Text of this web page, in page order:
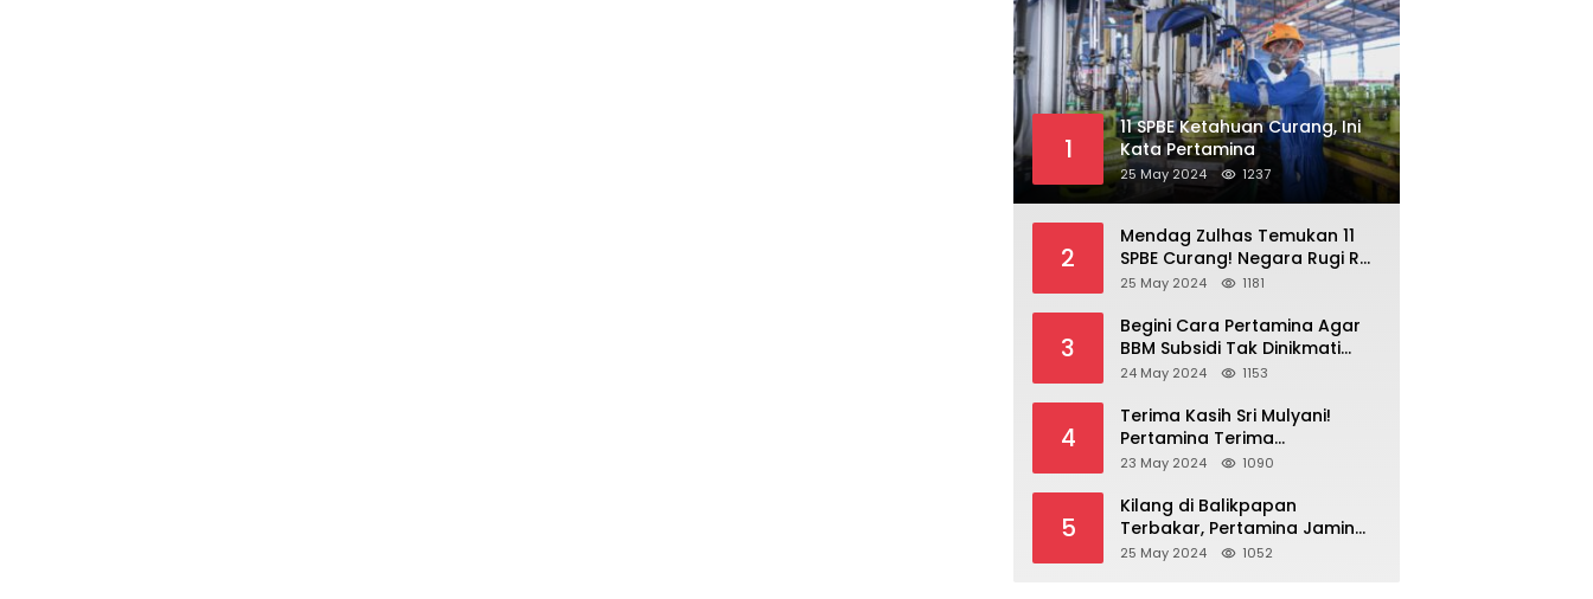
1
11 SPBE Ketahuan Curang, Ini
Kata Pertamina
25 May 2024 1237
2
Mendag Zulhas Temukan 11
SPBE Curang! Negara Rugi Rp
18,7 Miliar/ Tahun
25 May 2024 1181
3
Begini Cara Pertamina Agar
BBM Subsidi Tak Dinikmati
Orang Kaya!
24 May 2024 1153
4
Terima Kasih Sri Mulyani!
Pertamina Terima
Kompensasi BBM Rp 43,52
23 May 2024 1090
5
Kilang di Balikpapan
Terbakar, Pertamina Jamin
Pasokan BBM Aman
25 May 2024 1052